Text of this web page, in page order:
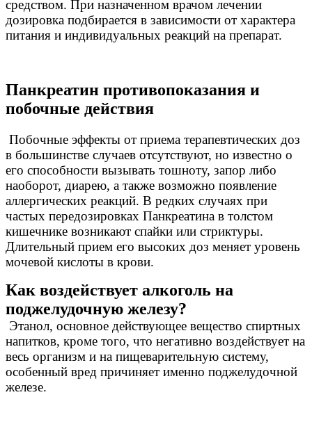
средством. При назначенном врачом лечении
дозировка подбирается в зависимости от характера
питания и индивидуальных реакций на препарат.
Панкреатин противопоказания и
побочные действия
Побочные эффекты от приема терапевтических доз
в большинстве случаев отсутствуют, но известно о
его способности вызывать тошноту, запор либо
наоборот, диарею, а также возможно появление
аллергических реакций. В редких случаях при
частых передозировках Панкреатина в толстом
кишечнике возникают спайки или стриктуры.
Длительный прием его высоких доз меняет уровень
мочевой кислоты в крови.
Как воздействует алкоголь на
поджелудочную железу?
Этанол, основное действующее вещество спиртных
напитков, кроме того, что негативно воздействует на
весь организм и на пищеварительную систему,
особенный вред причиняет именно поджелудочной
железе.